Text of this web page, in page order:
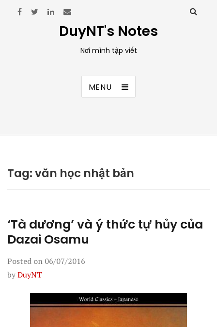
DuyNT's Notes
Nơi mình tập viết
MENU
Tag:văn học nhật bản
‘Tà dương’ và ý thức tự hủy của
Dazai Osamu
Posted on 06/07/2016
byDuyNT